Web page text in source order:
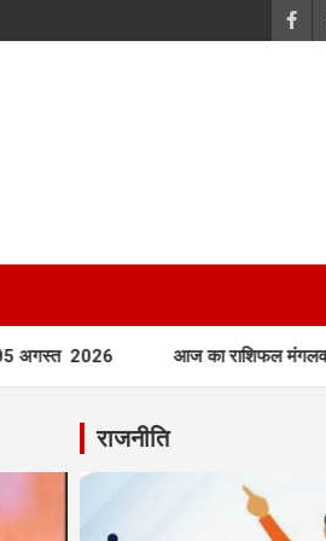
आज का राशिफल मंगलवार 04 अगस्त
राजनीति